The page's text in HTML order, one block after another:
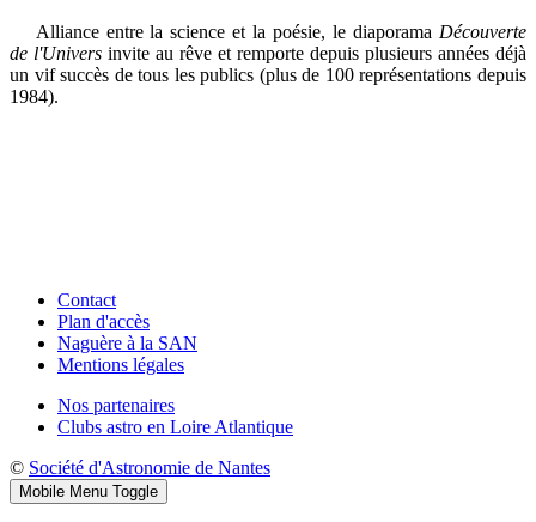
Alliance entre la science et la poésie, le diaporama Découverte
de l'Univers invite au rêve et remporte depuis plusieurs années déjà
un vif succès de tous les publics (plus de 100 représentations depuis
1984).
Contact
Plan d'accès
Naguère à la SAN
Mentions légales
Nos partenaires
Clubs astro en Loire Atlantique
© Société d'Astronomie de Nantes
Mobile Menu Toggle